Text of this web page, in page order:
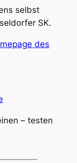
selbst
SK.
des
– testen